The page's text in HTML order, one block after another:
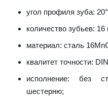
угол профиля зуба:
количество зубьев: 16
материал: сталь
квалитет точности:
исполнение: без
шестерню;